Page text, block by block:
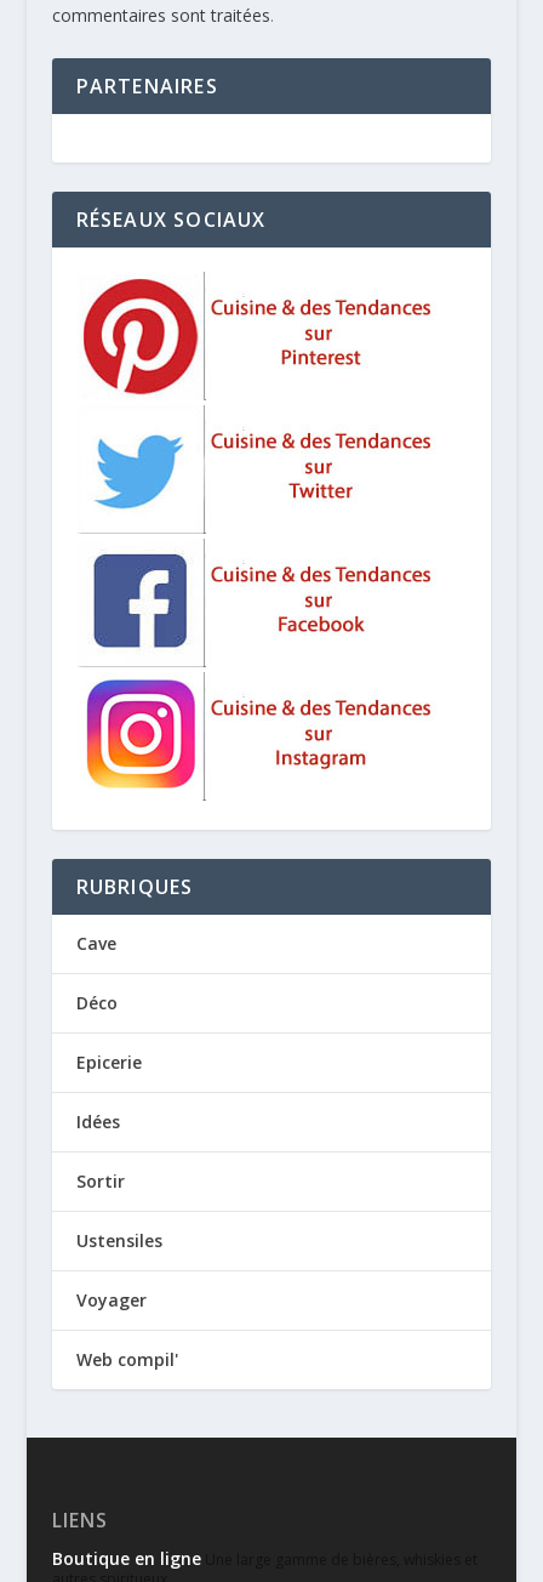
commentaires sont traitées.
PARTENAIRES
RÉSEAUX SOCIAUX
RUBRIQUES
Cave
Déco
Epicerie
Idées
Sortir
Ustensiles
Voyager
Web compil'
LIENS
Boutique en ligneUne large gamme de bières, whiskies et